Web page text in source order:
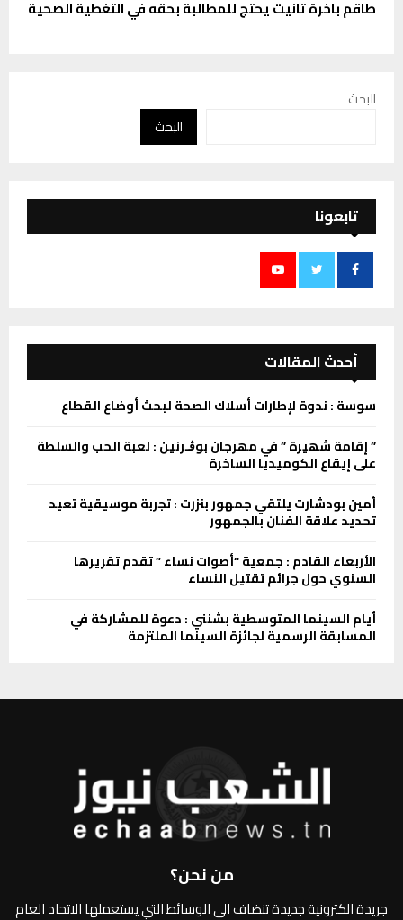
طاقم باخرة تانيت يحتج للمطالبة بحقه في التغطية الصحية
البحث
البحث
تابعونا
أحدث المقالات
سوسة : ندوة لإطارات أسلاك الصحة لبحث أوضاع القطاع
” إقامة شھیرة ” في مھرجان بوڨـرنین : لعبة الحب والسلطة
على إیقاع الكومیدیا الساخرة
أمين بودشارت يلتقي جمهور بنزرت : تجربة موسيقية تعيد
تحديد علاقة الفنان بالجمهور
الأربعاء القادم : جمعية “أصوات نساء ” تقدم تقريرها
السنوي حول جرائم تقتيل النساء
أيام السينما المتوسطية بشنني : دعوة للمشاركة في
المسابقة الرسمية لجائزة السينما الملتزمة
من نحن؟
جريدة الكترونية جديدة تنضاف الى الوسائط التي يستعملها الاتحاد العام